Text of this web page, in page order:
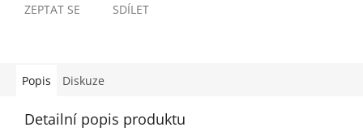
ZEPTAT SE SDÍLET
Popis Diskuze
Detailní popis produktu